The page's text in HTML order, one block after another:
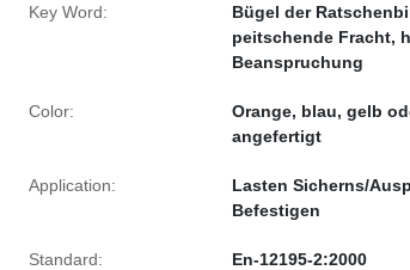
Key Word:
Bügel der
peitschende Fracht,
Beanspruchung
Color:
Orange, blau, gelb
angefertigt
Application:
Lasten Sicherns/
Befestigen
Standard: En-12195-2:2000